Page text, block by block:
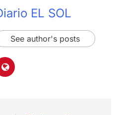
EL SOL
See author's posts